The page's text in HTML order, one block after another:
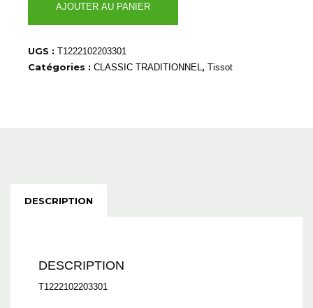
T1222102203301
AJOUTER AU PANIER
UGS : T1222102203301
Catégories : CLASSIC TRADITIONNEL, Tissot
DESCRIPTION
DESCRIPTION
T1222102203301